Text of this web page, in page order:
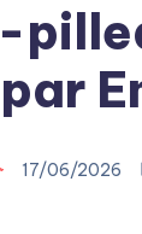
17/06/2026